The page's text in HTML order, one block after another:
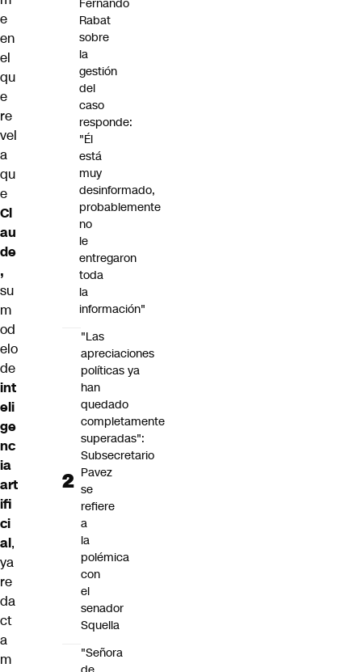
e
en
el
qu
e
re
vel
a
qu
e
Cl
au
de
,
su
m
od
elo
de
int
eli
ge
nc
ia
art
ifi
ci
al,
ya
re
da
ct
a
m
Fernando
Rabat
sobre
la
gestión
del
caso
responde:
"Él
está
muy
desinformado,
probablemente
no
le
entregaron
toda
la
información"
"Las
apreciaciones
políticas ya
han
quedado
completamente
superadas":
Subsecretario
Pavez
se
refiere
a
la
polémica
con
el
senador
Squella
"Señora